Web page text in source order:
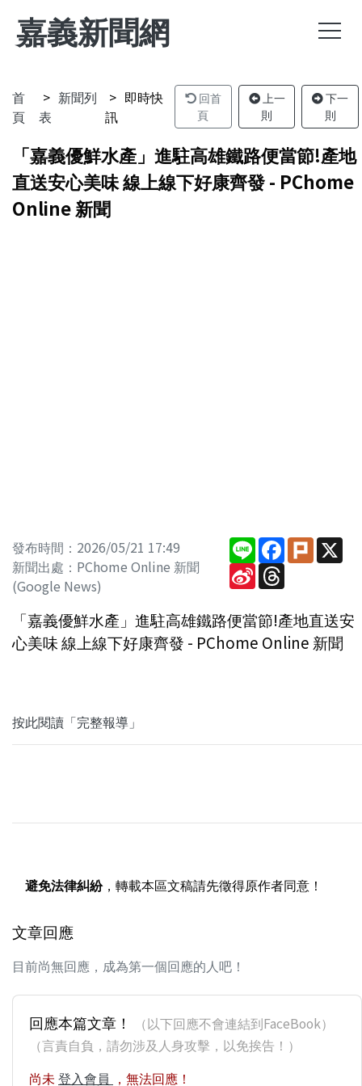
嘉義新聞網
首
頁
新聞列
表
即時快
訊
回首
頁
上一
則
下一
則
「嘉義優鮮水產」進駐高雄鐵路便當節!產地
直送安心美味 線上線下好康齊發 - PChome
Online 新聞
發布時間：2026/05/21 17:49
新聞出處：PChome Online 新聞
(Google News)
LineFacebook
PlurkX
Sina
Weibo
Threads
「嘉義優鮮水產」進駐高雄鐵路便當節!產地直送安
心美味 線上線下好康齊發 - PChome Online 新聞
按此閱讀「完整報導」
避免法律糾紛，轉載本區文稿請先徵得原作者同意！
文章回應
目前尚無回應，成為第一個回應的人吧！
回應本篇文章！
（以下回應不會連結到FaceBook）
（言責自負，請勿涉及人身攻擊，以免挨告！）
尚未 登入會員 ，無法回應！